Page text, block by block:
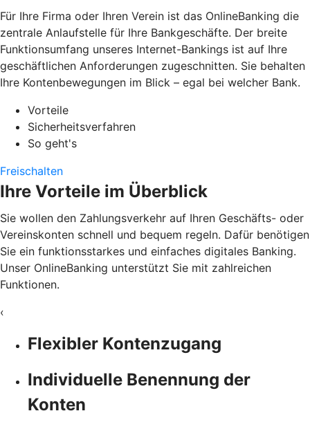
Für Ihre Firma oder Ihren Verein ist das OnlineBanking die
zentrale Anlaufstelle für Ihre Bankgeschäfte. Der breite
Funktionsumfang unseres Internet-Bankings ist auf Ihre
geschäftlichen Anforderungen zugeschnitten. Sie behalten
Ihre Kontenbewegungen im Blick – egal bei welcher Bank.
Vorteile
Sicherheitsverfahren
So geht's
Freischalten
Ihre Vorteile im Überblick
Sie wollen den Zahlungsverkehr auf Ihren Geschäfts- oder
Vereinskonten schnell und bequem regeln. Dafür benötigen
Sie ein funktionsstarkes und einfaches digitales Banking.
Unser OnlineBanking unterstützt Sie mit zahlreichen
Funktionen.
‹
Flexibler Kontenzugang
Individuelle Benennung der
Konten